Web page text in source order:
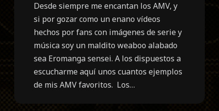
Desde siempre me encantan los AMV, y
si por gozar como un enano vídeos
hechos por fans con imágenes de serie y
música soy un maldito weaboo alabado
sea Eromanga sensei. A los dispuestos a
escucharme aquí unos cuantos ejemplos
de mis AMV favoritos. Los…